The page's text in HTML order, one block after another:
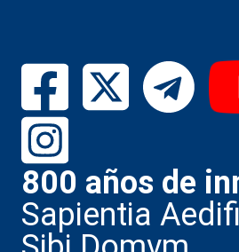
800 años de
Sapientia